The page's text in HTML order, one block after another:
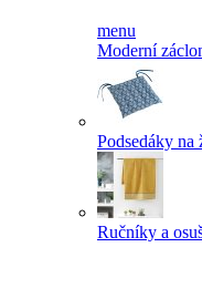
menu
Moderní
Podsedáky na
Ručníky a